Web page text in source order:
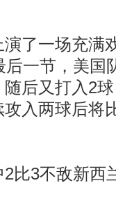
了一场充满
一节，美国
后又打入2
入两球后将
3不敌新西